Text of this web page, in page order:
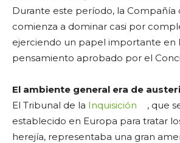
Durante este período, la Compañía
comienza a dominar casi por
ejerciendo un papel importante en
pensamiento aprobado por el
El ambiente general era de
El Tribunal de la Inquisición
, que
establecido en Europa para tratar
herejía, representaba una gran